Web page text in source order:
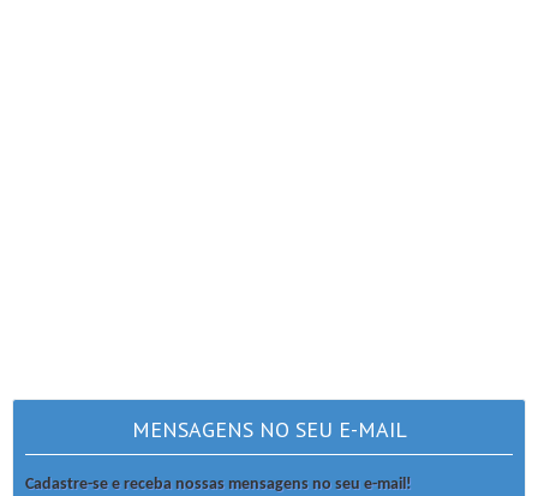
MENSAGENS NO SEU E-MAIL
Cadastre-se e receba nossas mensagens no seu e-mail!